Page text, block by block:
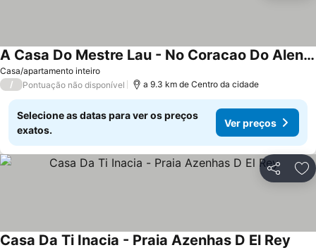
Casa/apartamento inteiro
A Casa Do Mestre Lau - No Coracao Do Alentejo
/ Pontuação não disponível a 9.3 km de Centro da cidade
Selecione as datas para ver os preços
exatos.
Ver preços
Partilhar
Casa Da Ti Inacia - Praia Azenhas D El Rey